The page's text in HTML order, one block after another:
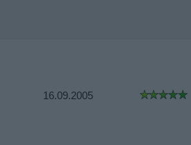
16.09.2005